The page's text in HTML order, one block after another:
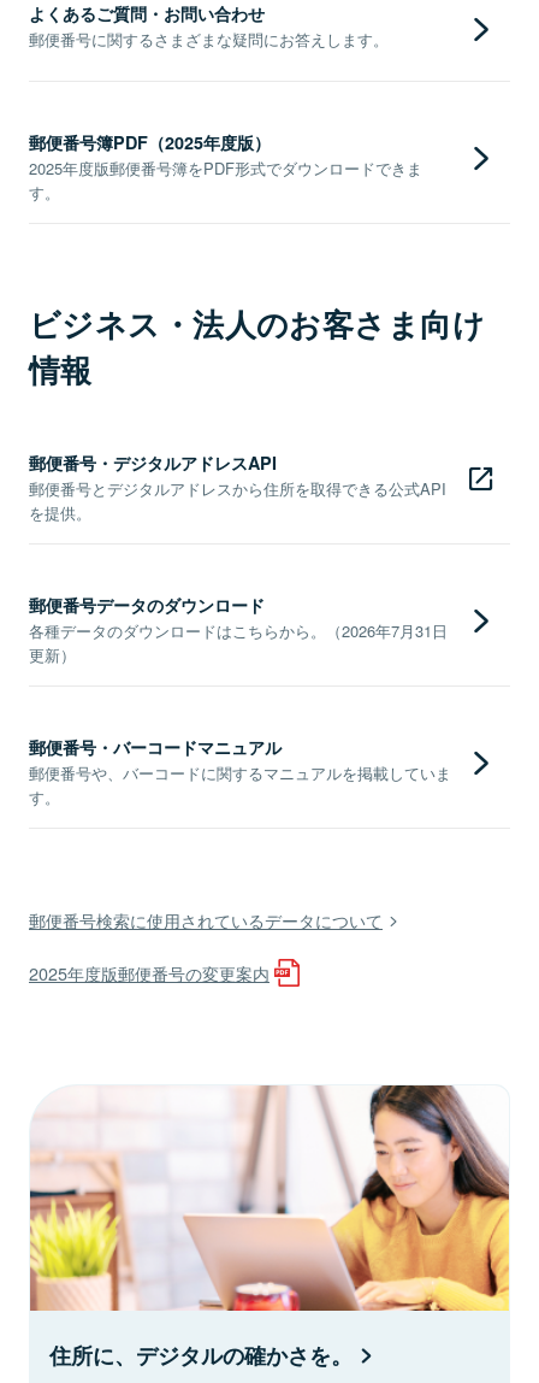
よくあるご質問・お問い合わせ
郵便番号に関するさまざまな疑問にお答えします。
郵便番号簿PDF（2025年度版）
2025年度版郵便番号簿をPDF形式でダウンロードできま
す。
ビジネス・法人のお客さま向け
情報
郵便番号・デジタルアドレスAPI
郵便番号とデジタルアドレスから住所を取得できる公式API
を提供。
郵便番号データのダウンロード
各種データのダウンロードはこちらから。（2026年7月31日
更新）
郵便番号・バーコードマニュアル
郵便番号や、バーコードに関するマニュアルを掲載していま
す。
郵便番号検索に使用されているデータについて
2025年度版郵便番号の変更案内
住所に、デジタルの確かさを。